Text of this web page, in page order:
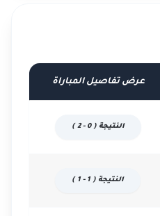
عرض تفاصيل المباراة
النتيجة ( 0 - 2 )
النتيجة ( 1 - 1 )